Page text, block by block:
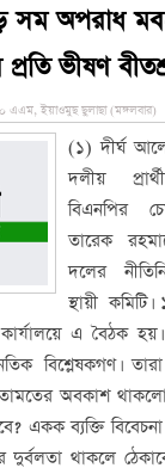
সম অপরাধ
ভীষণ
ইয়াওমুছ ছুলাছা (মঙ্গলবার)
(১) দীর্ঘ
দলীয়
বিএনপির
তারেক
দলের
স্থায়ী
কার্যালয়ে এ বৈঠক
বিশ্লেষকগণ।
অবকাশ
একক ব্যক্তি
দুর্বলতা থাকলে